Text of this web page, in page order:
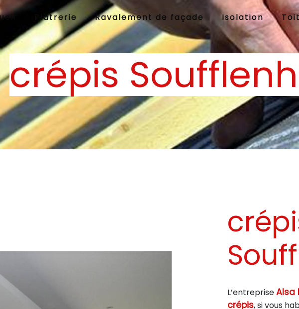
Plâtrerie Ravalement de façade Isolation
crépis
L’entrepriseAlsa
crépis, si vous